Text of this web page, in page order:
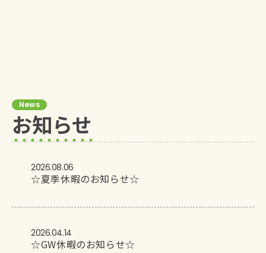
News
お知らせ
2026.08.06
☆夏季休暇のお知らせ☆
2026.04.14
☆GW休暇のお知らせ☆